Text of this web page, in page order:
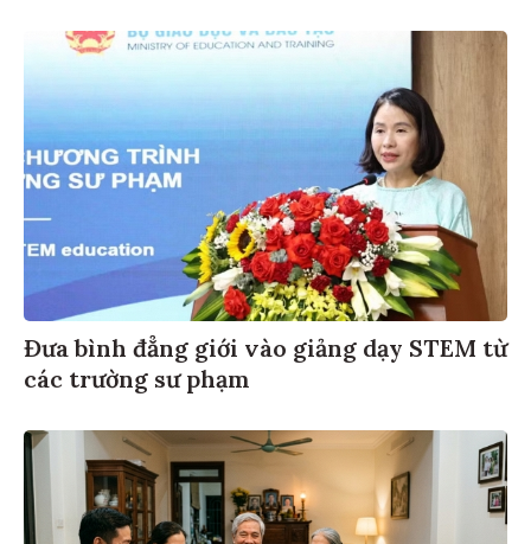
Đưa bình đẳng giới vào giảng dạy STEM từ
các trường sư phạm